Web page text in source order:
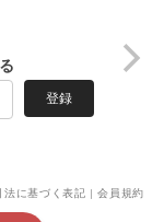
登録
法に基づく表記 |会員規約